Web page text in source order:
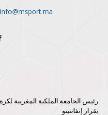
info@msport.ma
رئيس الجامعة الملكية المغربية
بقرار إنفانتينو